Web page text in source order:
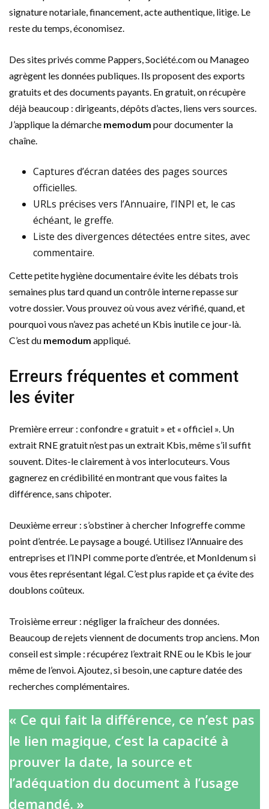
signature notariale, financement, acte authentique, litige. Le
reste du temps, économisez.
Des sites privés comme Pappers, Société.com ou Manageo
agrègent les données publiques. Ils proposent des exports
gratuits et des documents payants. En gratuit, on récupère
déjà beaucoup : dirigeants, dépôts d’actes, liens vers sources.
J’applique la démarche memodum pour documenter la
chaîne.
Captures d’écran datées des pages sources
officielles.
URLs précises vers l’Annuaire, l’INPI et, le cas
échéant, le greffe.
Liste des divergences détectées entre sites, avec
commentaire.
Cette petite hygiène documentaire évite les débats trois
semaines plus tard quand un contrôle interne repasse sur
votre dossier. Vous prouvez où vous avez vérifié, quand, et
pourquoi vous n’avez pas acheté un Kbis inutile ce jour-là.
C’est du memodum appliqué.
Erreurs fréquentes et comment
les éviter
Première erreur : confondre « gratuit » et « officiel ». Un
extrait RNE gratuit n’est pas un extrait Kbis, même s’il suffit
souvent. Dites-le clairement à vos interlocuteurs. Vous
gagnerez en crédibilité en montrant que vous faites la
différence, sans chipoter.
Deuxième erreur : s’obstiner à chercher Infogreffe comme
point d’entrée. Le paysage a bougé. Utilisez l’Annuaire des
entreprises et l’INPI comme porte d’entrée, et MonIdenum si
vous êtes représentant légal. C’est plus rapide et ça évite des
doublons coûteux.
Troisième erreur : négliger la fraîcheur des données.
Beaucoup de rejets viennent de documents trop anciens. Mon
conseil est simple : récupérez l’extrait RNE ou le Kbis le jour
même de l’envoi. Ajoutez, si besoin, une capture datée des
recherches complémentaires.
« Ce qui fait la différence, ce n’est pas
le lien magique, c’est la capacité à
prouver la date, la source et
l’adéquation du document à l’usage
demandé. »